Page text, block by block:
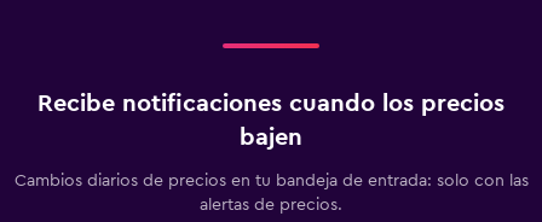
Recibe notificaciones cuando los precios
bajen
Cambios diarios de precios en tu bandeja de entrada: solo con las
alertas de precios.